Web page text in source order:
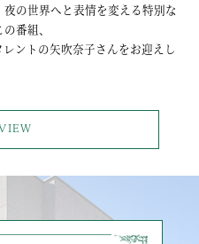
の世界へと表情を変える特別な
番組、
ントの矢吹奈子さんをお迎えし